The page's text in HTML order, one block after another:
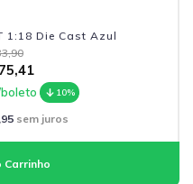
1:18 Die Cast Azul
10%
sem juros